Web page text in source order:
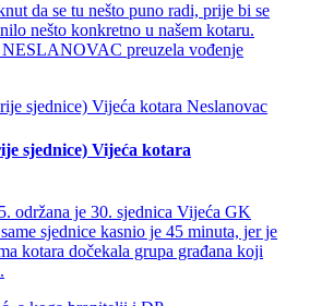
da se tu nešto puno radi, prije bi se
nešto konkretno u našem kotaru.
preuzela vođenje
sjednice) Vijeća kotara
održana je 30. sjednica Vijeća GK
sjednice kasnio je 45 minuta, jer je
kotara dočekala grupa građana koji